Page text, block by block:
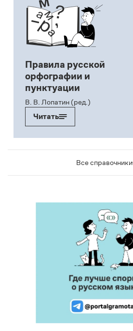
Правила русской
орфографии и
пунктуации
В. В. Лопатин (ред.)
Читать
Все справочники